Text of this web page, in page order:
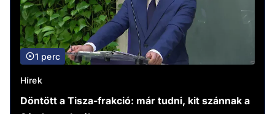
1 perc
Hírek
Döntött a Tisza-frakció: már tudni, kit szánnak a